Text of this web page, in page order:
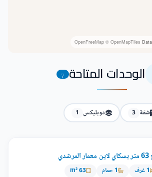
OpenFreeMap © OpenMapTiles
الوحدات المتاحة 7
شقة 3 دوبليكس 1
1 غرف 1 حمام 63 m²